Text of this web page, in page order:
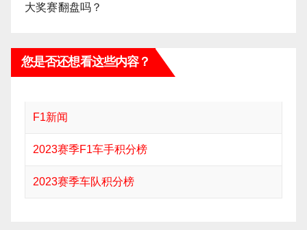
大奖赛翻盘吗？
您是否还想看这些内容？
F1新闻
2023赛季F1车手积分榜
2023赛季车队积分榜